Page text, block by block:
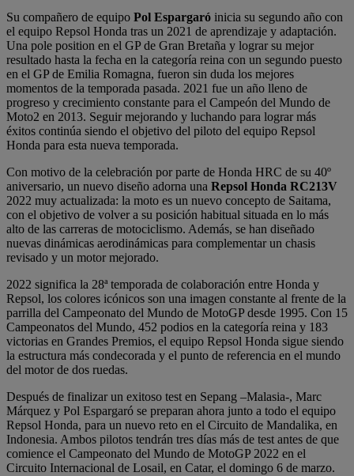
Su compañero de equipo Pol Espargaró inicia su segundo año con
el equipo Repsol Honda tras un 2021 de aprendizaje y adaptación.
Una pole position en el GP de Gran Bretaña y lograr su mejor
resultado hasta la fecha en la categoría reina con un segundo puesto
en el GP de Emilia Romagna, fueron sin duda los mejores
momentos de la temporada pasada. 2021 fue un año lleno de
progreso y crecimiento constante para el Campeón del Mundo de
Moto2 en 2013. Seguir mejorando y luchando para lograr más
éxitos continúa siendo el objetivo del piloto del equipo Repsol
Honda para esta nueva temporada.
Con motivo de la celebración por parte de Honda HRC de su 40º
aniversario, un nuevo diseño adorna una Repsol Honda RC213V
2022 muy actualizada: la moto es un nuevo concepto de Saitama,
con el objetivo de volver a su posición habitual situada en lo más
alto de las carreras de motociclismo. Además, se han diseñado
nuevas dinámicas aerodinámicas para complementar un chasis
revisado y un motor mejorado.
2022 significa la 28ª temporada de colaboración entre Honda y
Repsol, los colores icónicos son una imagen constante al frente de la
parrilla del Campeonato del Mundo de MotoGP desde 1995. Con 15
Campeonatos del Mundo, 452 podios en la categoría reina y 183
victorias en Grandes Premios, el equipo Repsol Honda sigue siendo
la estructura más condecorada y el punto de referencia en el mundo
del motor de dos ruedas.
Después de finalizar un exitoso test en Sepang –Malasia-, Marc
Márquez y Pol Espargaró se preparan ahora junto a todo el equipo
Repsol Honda, para un nuevo reto en el Circuito de Mandalika, en
Indonesia. Ambos pilotos tendrán tres días más de test antes de que
comience el Campeonato del Mundo de MotoGP 2022 en el
Circuito Internacional de Losail, en Catar, el domingo 6 de marzo.